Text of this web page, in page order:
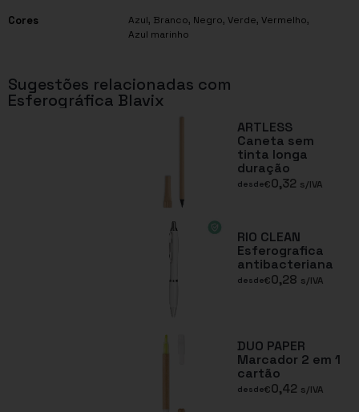
Cores Azul, Branco, Negro, Verde, Vermelho,
Azul marinho
Sugestões relacionadas com
Esferográfica Blavix
ARTLESS
Caneta sem
tinta longa
duração
desde€0,32 s/IVA
RIO CLEAN
Esferografica
antibacteriana
desde€0,28 s/IVA
DUO PAPER
Marcador 2 em 1
cartão
desde€0,42 s/IVA